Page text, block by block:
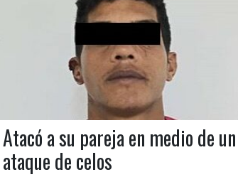
Atacó a su pareja en medio de un
ataque de celos